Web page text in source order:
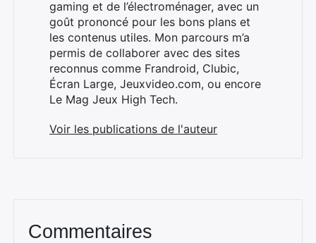
gaming et de l’électroménager, avec un
goût prononcé pour les bons plans et
les contenus utiles. Mon parcours m’a
permis de collaborer avec des sites
reconnus comme Frandroid, Clubic,
Écran Large, Jeuxvideo.com, ou encore
Le Mag Jeux High Tech.
Voir les publications de l'auteur
Commentaires